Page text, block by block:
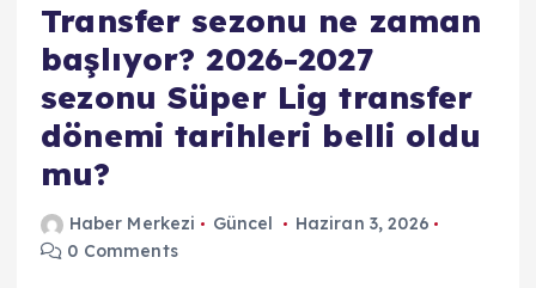
Transfer sezonu ne zaman
başlıyor? 2026-2027
sezonu Süper Lig transfer
dönemi tarihleri belli oldu
mu?
Haber Merkezi Güncel
Haziran 3, 2026
0 Comments